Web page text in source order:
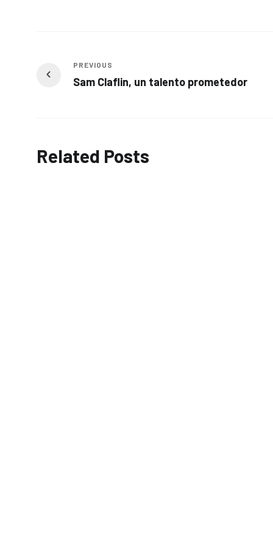
PREVIOUS
Sam Claflin, un talento prometedor
Related Posts